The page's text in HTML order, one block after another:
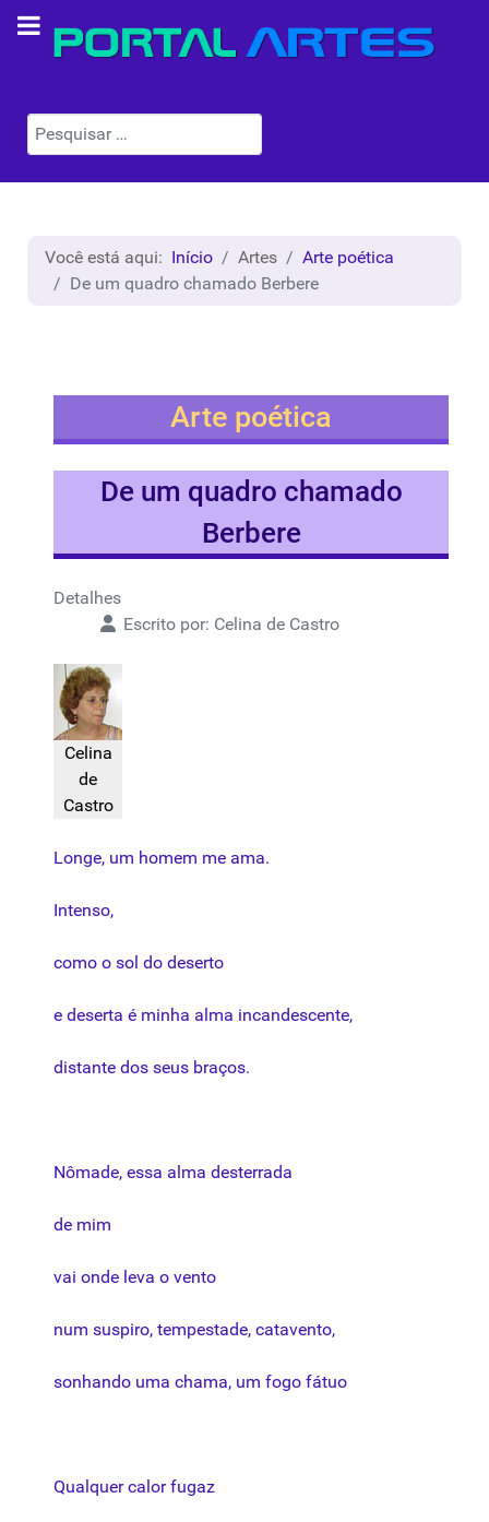
Pesquisar
Você está aqui: Início Artes
Arte poética
De um quadro chamado Berbere
Arte poética
De um quadro chamado
Berbere
Detalhes
Escrito por: Celina de Castro
Celina
de
Castro
Longe, um homem me ama.
Intenso,
como o sol do deserto
e deserta é minha alma incandescente,
distante dos seus braços.
Nômade, essa alma desterrada
de mim
vai onde leva o vento
num suspiro, tempestade, catavento,
sonhando uma chama, um fogo fátuo
Qualquer calor fugaz